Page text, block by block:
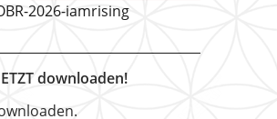
2026-iamrising
downloaden!